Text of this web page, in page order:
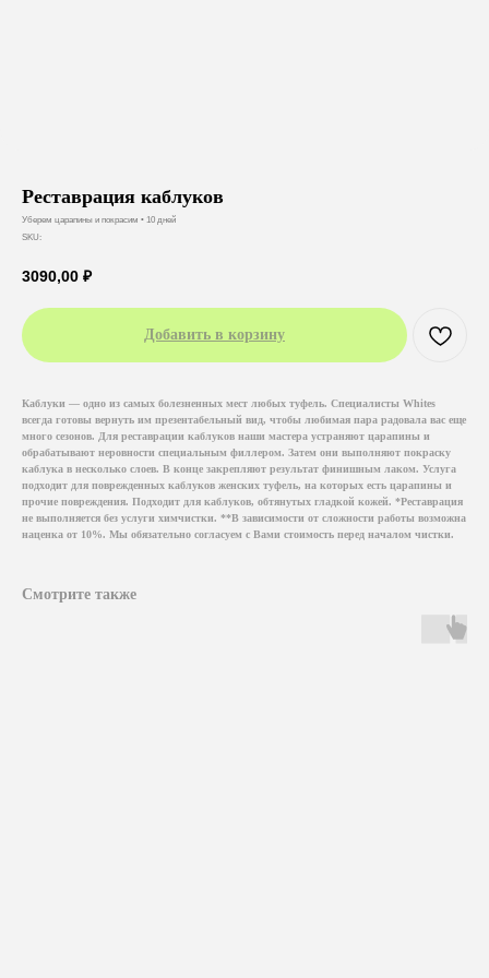
Реставрация каблуков
Уберем царапины и покрасим • 10 дней
SKU:
3090,00 ₽
Добавить в корзину
Каблуки — одно из самых болезненных мест любых туфель. Специалисты Whites
всегда готовы вернуть им презентабельный вид, чтобы любимая пара радовала вас еще
много сезонов. Для реставрации каблуков наши мастера устраняют царапины и
обрабатывают неровности специальным филлером. Затем они выполняют покраску
каблука в несколько слоев. В конце закрепляют результат финишным лаком. Услуга
подходит для поврежденных каблуков женских туфель, на которых есть царапины и
прочие повреждения. Подходит для каблуков, обтянутых гладкой кожей. *Реставрация
не выполняется без услуги химчистки. **В зависимости от сложности работы возможна
наценка от 10%. Мы обязательно согласуем с Вами стоимость перед началом чистки.
Смотрите также